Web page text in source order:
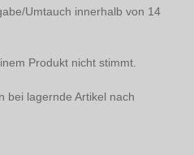
Umtauch innerhalb von 14
Produkt nicht stimmt.
bei lagernde Artikel nach